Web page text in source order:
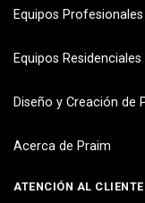
Equipos Profesionales
Equipos Residenciales
Diseño y Creación de
Acerca de Praim
ATENCIÓN AL CLIENTE